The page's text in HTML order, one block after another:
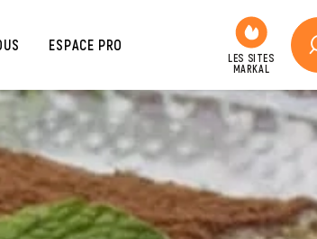
ESPACE PRO